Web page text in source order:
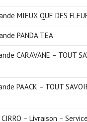
MIEUX QUE DES
PANDA TEA
CARAVANE – TOUT
PAACK – TOUT
– Livraison –